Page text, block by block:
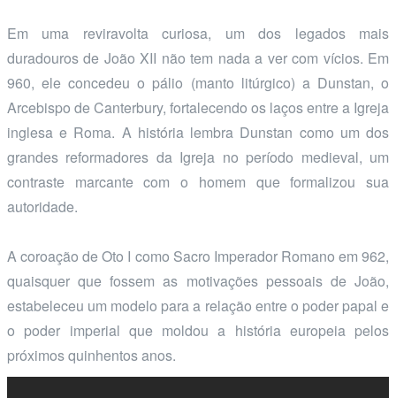
Em uma reviravolta curiosa, um dos legados mais
duradouros de João XII não tem nada a ver com vícios. Em
960, ele concedeu o pálio (manto litúrgico) a Dunstan, o
Arcebispo de Canterbury, fortalecendo os laços entre a Igreja
inglesa e Roma. A história lembra Dunstan como um dos
grandes reformadores da Igreja no período medieval, um
contraste marcante com o homem que formalizou sua
autoridade.
A coroação de Oto I como Sacro Imperador Romano em 962,
quaisquer que fossem as motivações pessoais de João,
estabeleceu um modelo para a relação entre o poder papal e
o poder imperial que moldou a história europeia pelos
próximos quinhentos anos.